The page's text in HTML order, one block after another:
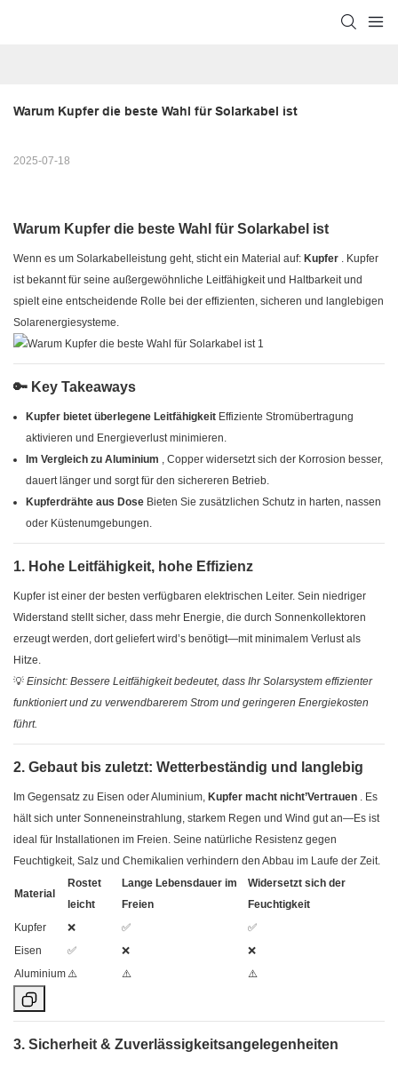
Warum Kupfer die beste Wahl für Solarkabel ist
2025-07-18
Warum Kupfer die beste Wahl für Solarkabel ist
Wenn es um Solarkabelleistung geht, sticht ein Material auf: Kupfer . Kupfer
ist bekannt für seine außergewöhnliche Leitfähigkeit und Haltbarkeit und
spielt eine entscheidende Rolle bei der effizienten, sicheren und langlebigen
Solarenergiesysteme.
🔑 Key Takeaways
Kupfer bietet überlegene Leitfähigkeit Effiziente Stromübertragung
aktivieren und Energieverlust minimieren.
Im Vergleich zu Aluminium , Copper widersetzt sich der Korrosion besser,
dauert länger und sorgt für den sichereren Betrieb.
Kupferdrähte aus Dose Bieten Sie zusätzlichen Schutz in harten, nassen
oder Küstenumgebungen.
1. Hohe Leitfähigkeit, hohe Effizienz
Kupfer ist einer der besten verfügbaren elektrischen Leiter. Sein niedriger
Widerstand stellt sicher, dass mehr Energie, die durch Sonnenkollektoren
erzeugt werden, dort geliefert wird’s benötigt—mit minimalem Verlust als
Hitze.
💡 Einsicht: Bessere Leitfähigkeit bedeutet, dass Ihr Solarsystem effizienter
funktioniert und zu verwendbarerem Strom und geringeren Energiekosten
führt.
2. Gebaut bis zuletzt: Wetterbeständig und langlebig
Im Gegensatz zu Eisen oder Aluminium, Kupfer macht nicht’Vertrauen . Es
hält sich unter Sonneneinstrahlung, starkem Regen und Wind gut an—Es ist
ideal für Installationen im Freien. Seine natürliche Resistenz gegen
Feuchtigkeit, Salz und Chemikalien verhindern den Abbau im Laufe der Zeit.
Material
Rostet
leicht
Lange Lebensdauer im
Freien
Widersetzt sich der
Feuchtigkeit
Kupfer
❌ ✅
✅
Eisen
✅ ❌
❌
Aluminium⚠️ ⚠️ ⚠️
3. Sicherheit & Zuverlässigkeitsangelegenheiten